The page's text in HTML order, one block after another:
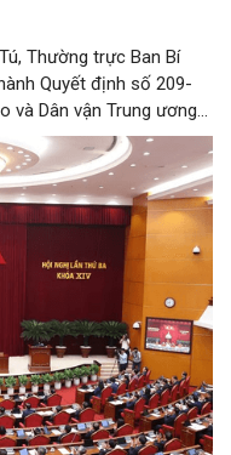
Thường trực Ban Bí
Quyết định số 209-
và Dân vận Trung ương